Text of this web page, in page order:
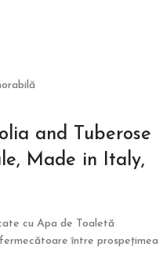
and Tuberose
Made in Italy,
cu Apa de Toaletă
între prospețimea